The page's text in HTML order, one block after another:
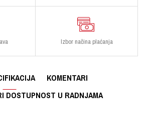
Izbor načina plaćanja
KOMENTARI
DOSTUPNOST U RADNJAMA